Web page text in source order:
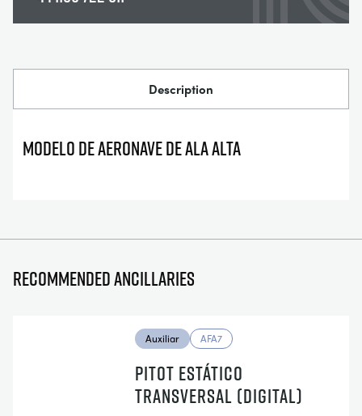
Description
MODELO DE AERONAVE DE ALA ALTA
Recommended ancillaries
Auxiliar AFA7
PITOT ESTÁTICO
TRANSVERSAL (DIGITAL)